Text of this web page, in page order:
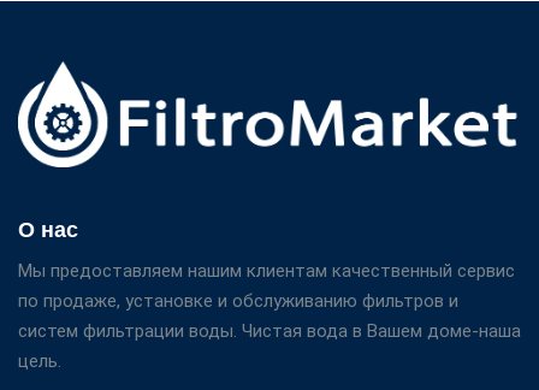
О нас
Мы предоставляем нашим клиентам качественный сервис
по продаже, установке и обслуживанию фильтров и
систем фильтрации воды. Чистая вода в Вашем доме-наша
цель.